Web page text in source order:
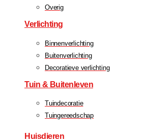
Overig
Verlichting
Binnenverlichting
Buitenverlichting
Decoratieve verlichting
Tuin & Buitenleven
Tuindecoratie
Tuingereedschap
Huisdieren